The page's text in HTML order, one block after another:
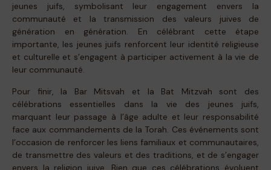
jeunes juifs, symbolisant leur engagement envers la
communauté et la transmission des valeurs juives de
génération en génération. En célébrant cette étape
importante, les jeunes juifs renforcent leur identité religieuse
et culturelle et s’engagent à participer activement à la vie de
leur communauté.
Pour finir, la Bar Mitsvah et la Bat Mitzvah sont des
célébrations essentielles dans la vie des jeunes juifs,
marquant leur passage à l’âge adulte et leur responsabilité
face aux commandements de la Torah. Ces événements sont
l’occasion de renforcer les liens familiaux et communautaires,
de transmettre des valeurs et des traditions, et de s’engager
envers la religion juive. Bien que ces célébrations évoluent